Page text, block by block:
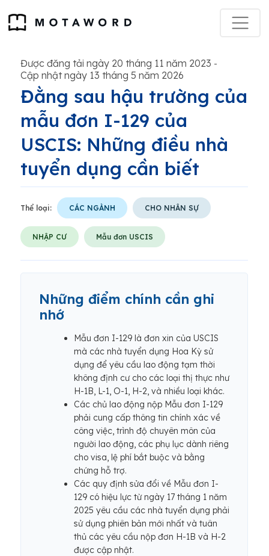
Được đăng tải ngày 20 tháng 11 năm 2023 -
Cập nhật ngày 13 tháng 5 năm 2026
Đằng sau hậu trường của
mẫu đơn I-129 của
USCIS: Những điều nhà
tuyển dụng cần biết
Thể loại: CÁC NGÀNH CHO NHÂN SỰ
NHẬP CƯ Mẫu đơn USCIS
Những điểm chính cần ghi
nhớ
Mẫu đơn I-129 là đơn xin của USCIS
mà các nhà tuyển dụng Hoa Kỳ sử
dụng để yêu cầu lao động tạm thời
không định cư cho các loại thị thực như
H-1B, L-1, O-1, H-2, và nhiều loại khác.
Các chủ lao động nộp Mẫu đơn I-129
phải cung cấp thông tin chính xác về
công việc, trình độ chuyên môn của
người lao động, các phụ lục dành riêng
cho visa, lệ phí bắt buộc và bằng
chứng hỗ trợ.
Các quy định sửa đổi về Mẫu đơn I-
129 có hiệu lực từ ngày 17 tháng 1 năm
2025 yêu cầu các nhà tuyển dụng phải
sử dụng phiên bản mới nhất và tuân
thủ các yêu cầu nộp đơn H-1B và H-2
được cập nhật.